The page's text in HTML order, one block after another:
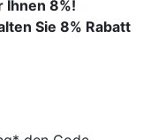
Ihnen 8%!
Sie 8% Rabatt